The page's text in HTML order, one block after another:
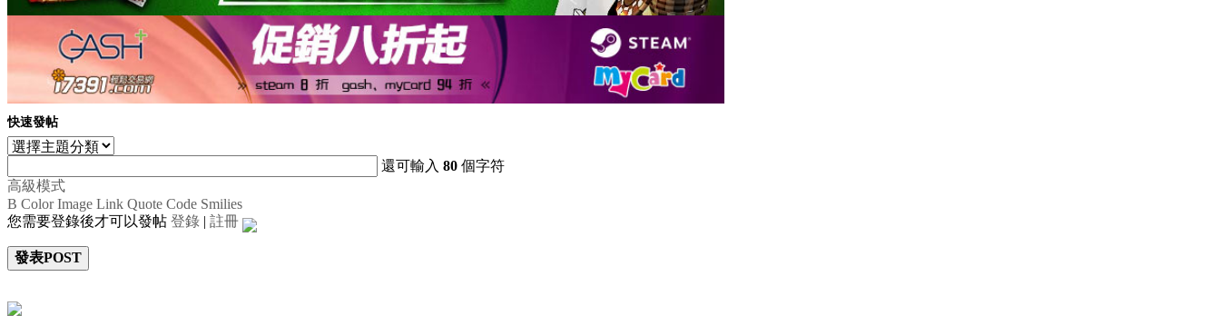
快速發帖
還可輸入 80 個字符
高級模式
B Color Image Link Quote Code Smilies
您需要登錄後才可以發帖 登錄 | 註冊
發表POST